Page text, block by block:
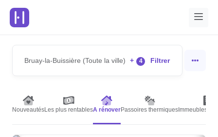
Bruay-la-Buissière (Toute la ville) + 4 Filtrer
NouveautésLes plus rentablesA rénoverPassoires thermiques Immeubles de